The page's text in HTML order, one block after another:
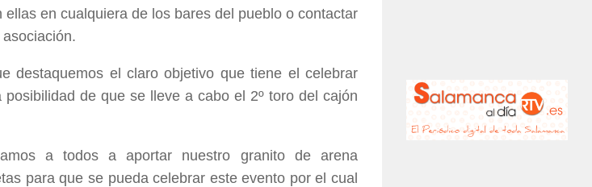
en cualquiera de los bares del pueblo o contactar
destaquemos el claro objetivo que tiene el celebrar
de que se lleve a cabo el 2º toro del cajón
a todos a aportar nuestro granito de arena
para que se pueda celebrar este evento por el cual